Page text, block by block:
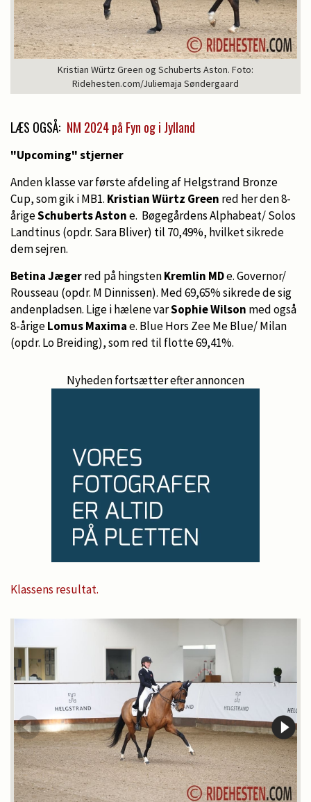
Kristian Würtz Green og Schuberts Aston. Foto:
Ridehesten.com/Juliemaja Søndergaard
LÆS OGSÅ: NM 2024 på Fyn og i Jylland
"Upcoming" stjerner
Anden klasse var første afdeling af Helgstrand Bronze
Cup, som gik i MB1. Kristian Würtz Green red her den 8-
årigeSchuberts Astone. Bøgegårdens Alphabeat/ Solos
Landtinus (opdr. Sara Bliver) til 70,49%, hvilket sikrede
dem sejren.
Betina Jægerred på hingstenKremlin MDe. Governor/
Rousseau (opdr. M Dinnissen). Med 69,65% sikrede de sig
andenpladsen. Lige i hælene varSophie Wilson med også
8-årigeLomus Maximae. Blue Hors Zee Me Blue/ Milan
(opdr. Lo Breiding), som red til flotte 69,41%.
Nyheden fortsætter efter annoncen
Klassens resultat.